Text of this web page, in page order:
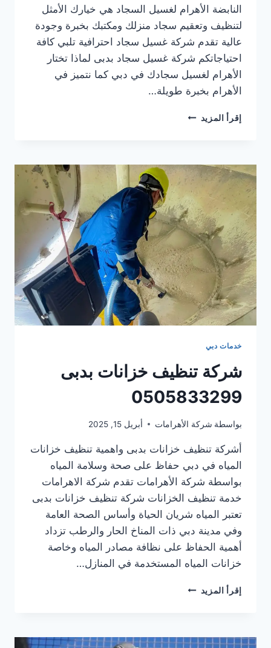
النابضة الأهرام لغسيل السجاد هي خيارك الأمثل
لتنظيف وتعقيم سجاد منزلك ومكتبك بخبرة وجودة
عالية تقدم شركة غسيل سجاد احترافية تلبي كافة
احتياجاتكم شركة غسيل سجاد بدبى لماذا تختار
الأهرام لغسيل سجادك في دبي كما نتميز في
الأهرام بخبرة طويلة…
إقرأ المزيد شركة
خدمات دبي
شركة تنظيف خزانات بدبى
0505833299
بواسطة شركة الأهرامات أبريل 15, 2025
أشركة تنظيف خزانات بدبى واهمية تنظيف خزانات
المياه في دبي حفاظ على صحة وسلامة المياه
بواسطة شركة الأهرامات تقدم شركة الاهرامات
خدمة تنظيف الخزانات شركة تنظيف خزانات بدبى
تعتبر المياه شريان الحياة وأساس الصحة العامة
وفي مدينة دبي ذات المناخ الحار والرطب تزداد
أهمية الحفاظ على نظافة مصادر المياه وخاصة
خزانات المياه المستخدمة في المنازل…
إقرأ المزيد شركة
0505833299